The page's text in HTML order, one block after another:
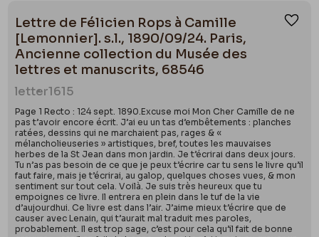
Lettre de Félicien Rops à Camille
[Lemonnier]. s.l., 1890/09/24. Paris,
Ancienne collection du Musée des
lettres et manuscrits, 68546
letter1615
Page 1 Recto : 124 sept. 1890.Excuse moi Mon Cher Camille de ne
pas t’avoir encore écrit. J’ai eu un tas d’embêtements : planches
ratées, dessins qui ne marchaient pas, rages & «
mélancholieuseries » artistiques, bref, toutes les mauvaises
herbes de la St Jean dans mon jardin. Je t’écrirai dans deux jours.
Tu n’as pas besoin de ce que je peux t’écrire car tu sens le livre qu’il
faut faire, mais je t’écrirai, au galop, quelques choses vues, & mon
sentiment sur tout cela. Voilà. Je suis très heureux que tu
empoignes ce livre. Il entrera en plein dans le tuf de la vie
d’aujourdhui. Ce livre est dans l’air. J’aime mieux t’écrire que de
causer avec Lenain, qui t’aurait mal traduit mes paroles,
probablement. Il est trop sage, c’est pour cela qu’il fait de bonne